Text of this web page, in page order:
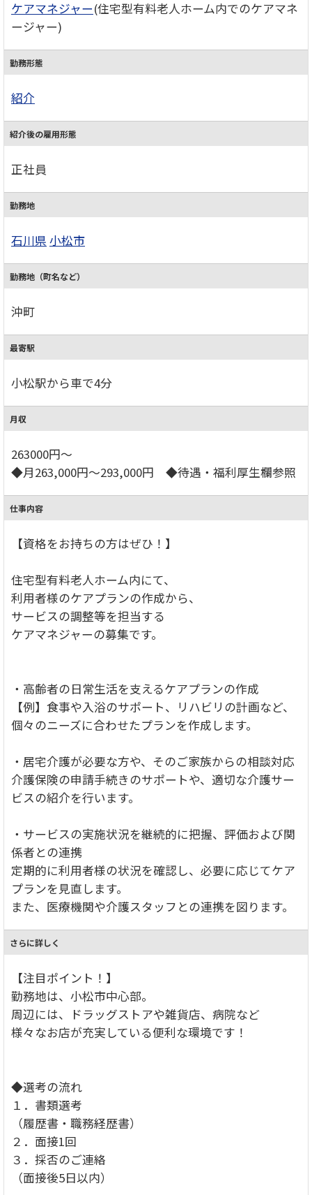
ケアマネジャー(住宅型有料老人ホーム内でのケアマネ
ージャー)
勤務形態
紹介
紹介後の雇用形態
正社員
勤務地
石川県 小松市
勤務地（町名など）
沖町
最寄駅
小松駅から車で4分
月収
263000円～
◆月263,000円～293,000円 ◆待遇・福利厚生欄参照
仕事内容
【資格をお持ちの方はぜひ！】
住宅型有料老人ホーム内にて、
利用者様のケアプランの作成から、
サービスの調整等を担当する
ケアマネジャーの募集です。
・高齢者の日常生活を支えるケアプランの作成
【例】食事や入浴のサポート、リハビリの計画など、
個々のニーズに合わせたプランを作成します。
・居宅介護が必要な方や、そのご家族からの相談対応
介護保険の申請手続きのサポートや、適切な介護サー
ビスの紹介を行います。
・サービスの実施状況を継続的に把握、評価および関
係者との連携
定期的に利用者様の状況を確認し、必要に応じてケア
プランを見直します。
また、医療機関や介護スタッフとの連携を図ります。
さらに詳しく
【注目ポイント！】
勤務地は、小松市中心部。
周辺には、ドラッグストアや雑貨店、病院など
様々なお店が充実している便利な環境です！
◆選考の流れ
１．書類選考
（履歴書・職務経歴書）
２．面接1回
３．採否のご連絡
（面接後5日以内）